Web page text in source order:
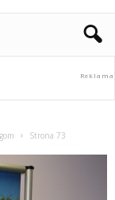
Strona 73